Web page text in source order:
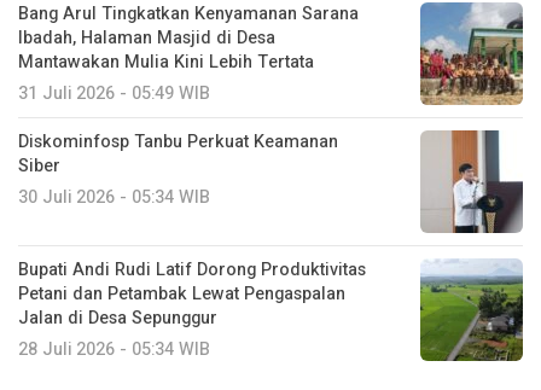
Bang Arul Tingkatkan Kenyamanan Sarana
Ibadah, Halaman Masjid di Desa
Mantawakan Mulia Kini Lebih Tertata
31 Juli 2026 - 05:49 WIB
Diskominfosp Tanbu Perkuat Keamanan
Siber
30 Juli 2026 - 05:34 WIB
Bupati Andi Rudi Latif Dorong Produktivitas
Petani dan Petambak Lewat Pengaspalan
Jalan di Desa Sepunggur
28 Juli 2026 - 05:34 WIB